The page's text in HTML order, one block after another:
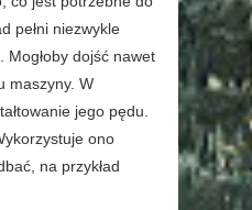
pełni niezwykle
dojść nawet
maszyny. W
jego pędu.
ono
na przykład